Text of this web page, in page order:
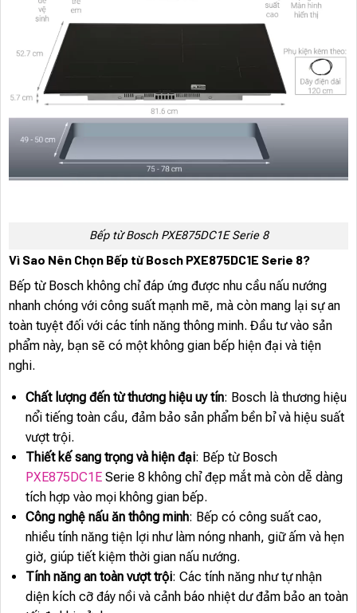
Bếp từ Bosch PXE875DC1E Serie 8
Vì Sao Nên Chọn Bếp từ Bosch PXE875DC1E Serie 8?
Bếp từ Bosch không chỉ đáp ứng được nhu cầu nấu nướng
nhanh chóng với công suất mạnh mẽ, mà còn mang lại sự an
toàn tuyệt đối với các tính năng thông minh. Đầu tư vào sản
phẩm này, bạn sẽ có một không gian bếp hiện đại và tiện
nghi.
Chất lượng đến từ thương hiệu uy tín: Bosch là thương hiệu
nổi tiếng toàn cầu, đảm bảo sản phẩm bền bỉ và hiệu suất
vượt trội.
Thiết kế sang trọng và hiện đại: Bếp từ Bosch
PXE875DC1ESerie 8 không chỉ đẹp mắt mà còn dễ dàng
tích hợp vào mọi không gian bếp.
Công nghệ nấu ăn thông minh: Bếp có công suất cao,
nhiều tính năng tiện lợi như làm nóng nhanh, giữ ấm và hẹn
giờ, giúp tiết kiệm thời gian nấu nướng.
Tính năng an toàn vượt trội: Các tính năng như tự nhận
diện kích cỡ đáy nồi và cảnh báo nhiệt dư đảm bảo an toàn